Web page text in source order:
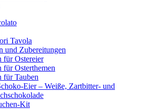
Tavola
und Zubereitungen
für Ostereier
für Osterthemen
für Tauben
Eier – Weiße, Zartbitter- und
Kit